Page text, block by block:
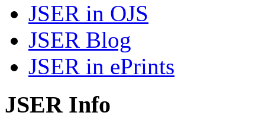
JSER in OJS
JSER Blog
JSER in ePrints
JSER Info